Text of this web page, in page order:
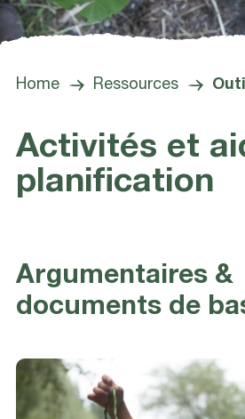
Home Ressources
Activités et
planification
Argumentaires &
documents de